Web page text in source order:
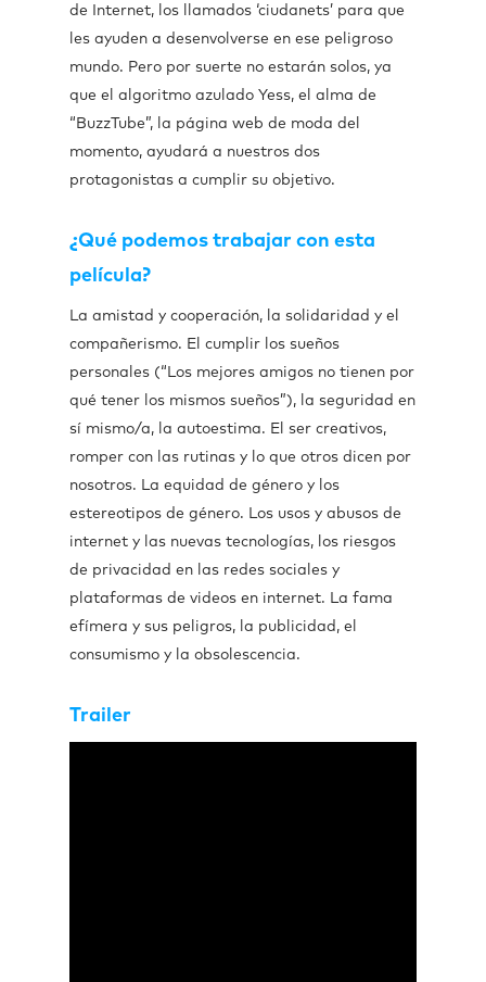
de Internet, los llamados ‘ciudanets’ para que
les ayuden a desenvolverse en ese peligroso
mundo. Pero por suerte no estarán solos, ya
que el algoritmo azulado Yess, el alma de
“BuzzTube”, la página web de moda del
momento, ayudará a nuestros dos
protagonistas a cumplir su objetivo.
¿Qué podemos trabajar con esta
película?
La amistad y cooperación, la solidaridad y el
compañerismo. El cumplir los sueños
personales (“Los mejores amigos no tienen por
qué tener los mismos sueños”), la seguridad en
sí mismo/a, la autoestima. El ser creativos,
romper con las rutinas y lo que otros dicen por
nosotros. La equidad de género y los
estereotipos de género. Los usos y abusos de
internet y las nuevas tecnologías, los riesgos
de privacidad en las redes sociales y
plataformas de videos en internet. La fama
efímera y sus peligros, la publicidad, el
consumismo y la obsolescencia.
Trailer